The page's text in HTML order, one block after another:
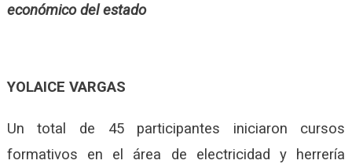
económico del estado
YOLAICE VARGAS
Un total de 45 participantes iniciaron cursos
formativos en el área de electricidad y herrería